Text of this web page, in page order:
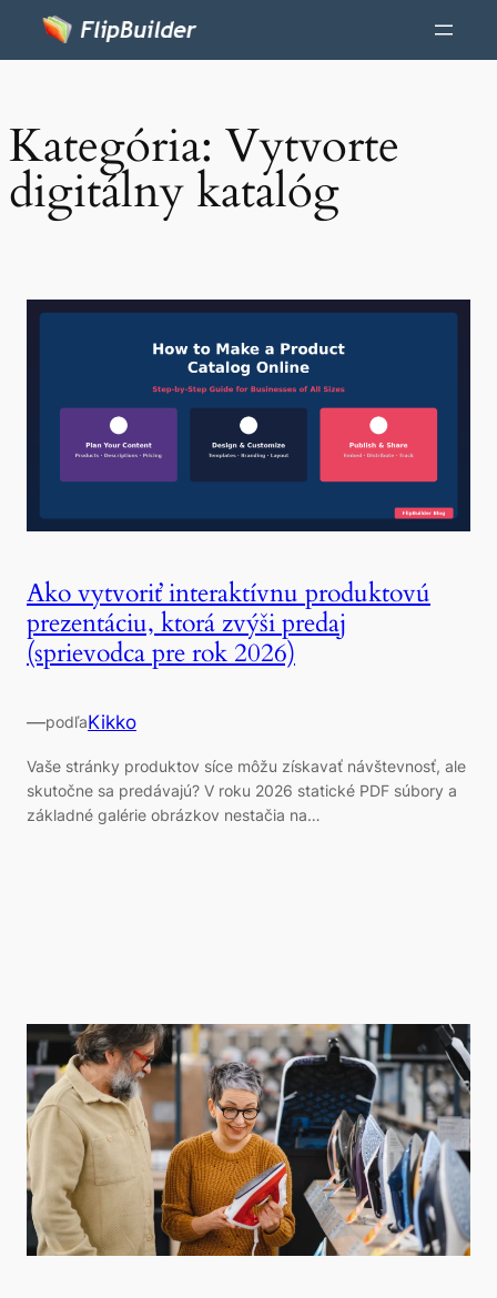
Kategória: Vytvorte
digitálny katalóg
Ako vytvoriť interaktívnu produktovú
prezentáciu, ktorá zvýši predaj
(sprievodca pre rok 2026)
—podľaKikko
Vaše stránky produktov síce môžu získavať návštevnosť, ale
skutočne sa predávajú? V roku 2026 statické PDF súbory a
základné galérie obrázkov nestačia na…